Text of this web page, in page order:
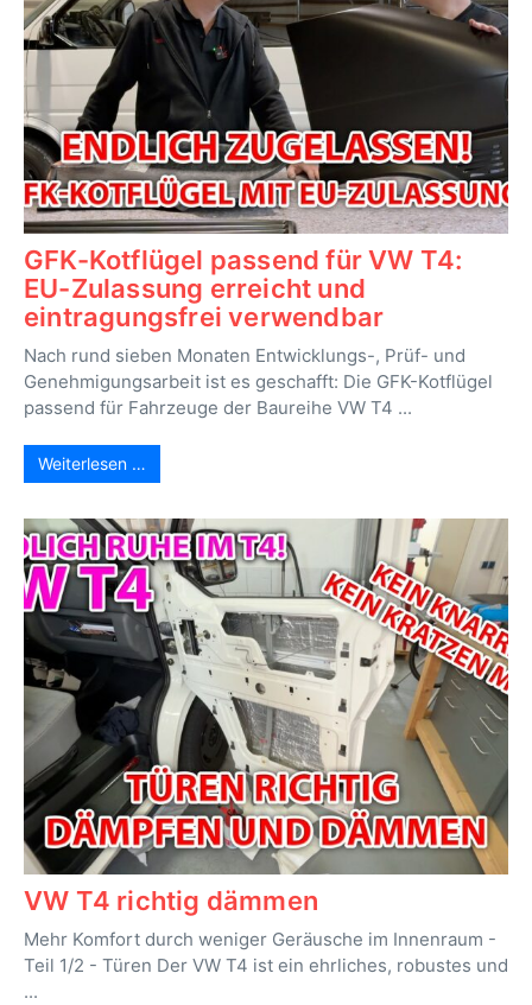
GFK-Kotflügel passend für VW T4:
EU-Zulassung erreicht und
eintragungsfrei verwendbar
Nach rund sieben Monaten Entwicklungs-, Prüf- und
Genehmigungsarbeit ist es geschafft: Die GFK-Kotflügel
passend für Fahrzeuge der Baureihe VW T4 ...
Weiterlesen …
VW T4 richtig dämmen
Mehr Komfort durch weniger Geräusche im Innenraum -
Teil 1/2 - Türen Der VW T4 ist ein ehrliches, robustes und
...